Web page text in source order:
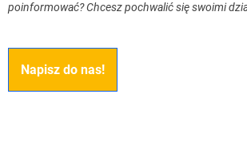
poinformować? Chcesz pochwalić się swoimi
Napisz do nas!